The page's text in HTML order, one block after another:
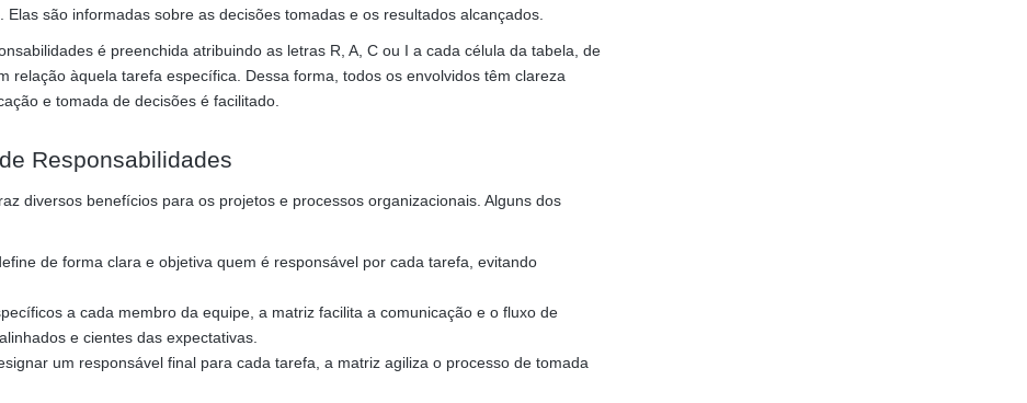
são informadas sobre as decisões tomadas e os resultados alcançados.
é preenchida atribuindo as letras R, A, C ou I a cada célula da tabela, de
relação àquela tarefa específica. Dessa forma, todos os envolvidos têm clareza
e tomada de decisões é facilitado.
Responsabilidades
diversos benefícios para os projetos e processos organizacionais. Alguns dos
de forma clara e objetiva quem é responsável por cada tarefa, evitando
a cada membro da equipe, a matriz facilita a comunicação e o fluxo de
e cientes das expectativas.
um responsável final para cada tarefa, a matriz agiliza o processo de tomada